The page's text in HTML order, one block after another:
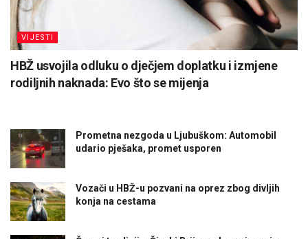
VIJESTI
HBŽ usvojila odluku o dječjem doplatku i izmjene
rodiljnih naknada: Evo što se mijenja
Prometna nezgoda u Ljubuškom: Automobil
udario pješaka, promet usporen
Vozači u HBŽ-u pozvani na oprez zbog divljih
konja na cestama